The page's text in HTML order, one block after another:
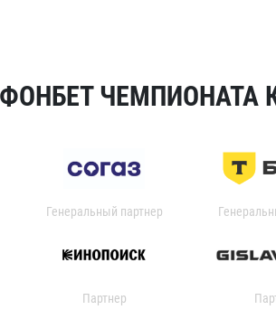
ЧЕМПИОНАТА
Генеральный партнер
Партнер